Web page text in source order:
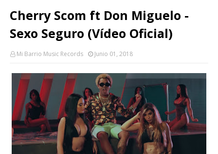
Cherry Scom ft Don Miguelo -
Sexo Seguro (Vídeo Oficial)
Mi Barrio Music Records Junio 01, 2018